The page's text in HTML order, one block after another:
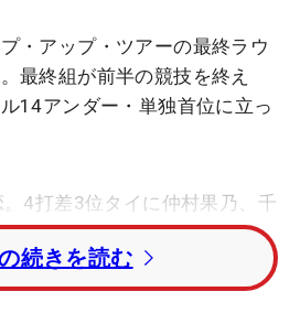
・アップ・ツアーの最終ラウ
最終組が前半の競技を終え
14アンダー・単独首位に立っ
4打差3位タイに仲村果乃、千
那奈子が続いている。
永嶋花音はトータル1アンダ
続きを読む